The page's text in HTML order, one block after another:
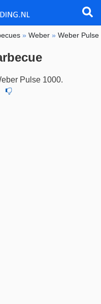
»Weber »Weber Pulse
Pulse 1000.